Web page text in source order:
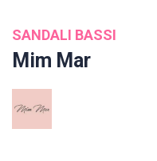
SANDALI BASSI
Mim Mar